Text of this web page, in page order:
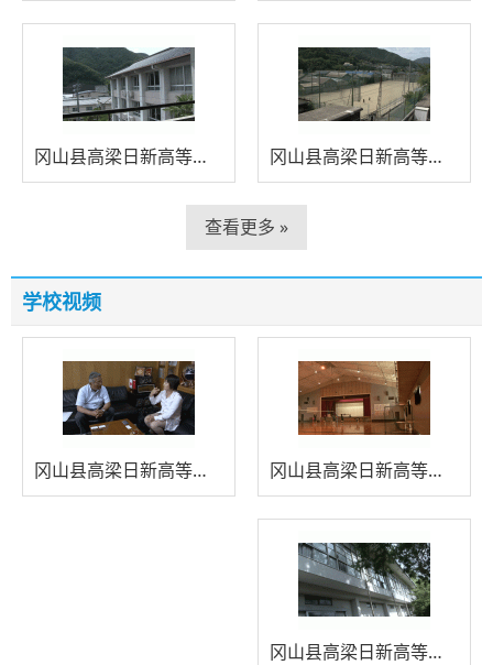
冈山县高梁日新高等学校综合相册３ 冈山县高梁日新高等学校综合相册４
查看更多 »
学校视频
冈山县高梁日新高等学校学校访问 冈山县高梁日新高等学校体育活动
冈山县高梁日新高等学校现场实录